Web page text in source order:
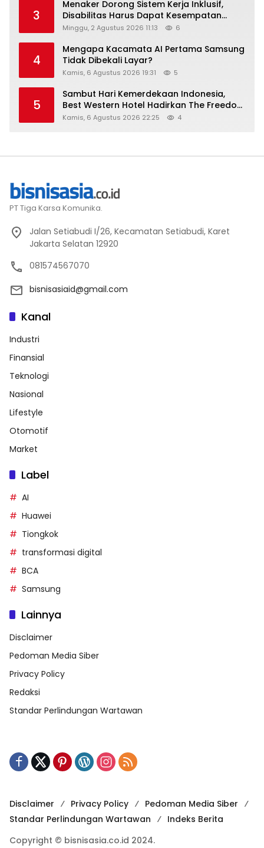
3
Menaker Dorong Sistem Kerja Inklusif,
Disabilitas Harus Dapat Kesempatan
Setara
Minggu, 2 Agustus 2026 11:13 6
4
Mengapa Kacamata AI Pertama Samsung
Tidak Dibekali Layar?
Kamis, 6 Agustus 2026 19:31 5
5
Sambut Hari Kemerdekaan Indonesia,
Best Western Hotel Hadirkan The Freedom
Stay Diskon Hingga 45%
Kamis, 6 Agustus 2026 22:25 4
PT Tiga Karsa Komunika.
Jalan Setiabudi I/26, Kecamatan Setiabudi, Karet
Jakarta Selatan 12920
081574567070
bisnisasiaid@gmail.com
Kanal
Industri
Finansial
Teknologi
Nasional
Lifestyle
Otomotif
Market
Label
AI
Huawei
Tiongkok
transformasi digital
BCA
Samsung
Lainnya
Disclaimer
Pedoman Media Siber
Privacy Policy
Redaksi
Standar Perlindungan Wartawan
Disclaimer Privacy Policy
Pedoman Media Siber
Standar Perlindungan Wartawan
Indeks Berita
Copyright © bisnisasia.co.id 2024.